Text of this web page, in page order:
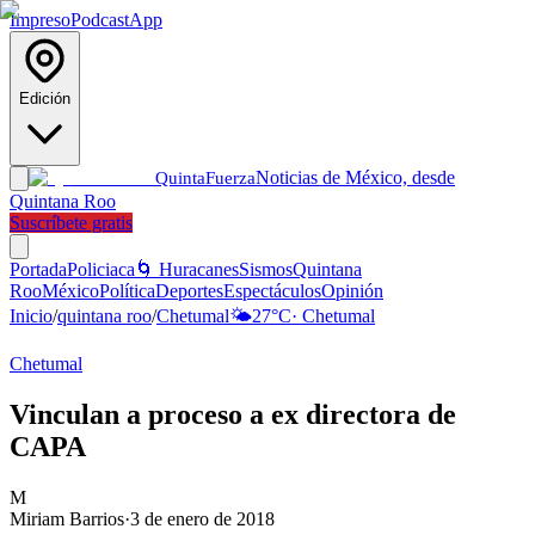
ImpresoPodcastApp
Edición
QuintaFuerzaNoticias de México, desde
Quintana Roo
Suscríbete gratis
PortadaPoliciaca 🌀 HuracanesSismosQuintana
RooMéxicoPolíticaDeportesEspectáculosOpinión
Inicio/quintana roo/Chetumal🌤️27°C· Chetumal
Chetumal
Vinculan a proceso a ex directora de
CAPA
M
Miriam Barrios·3 de enero de 2018